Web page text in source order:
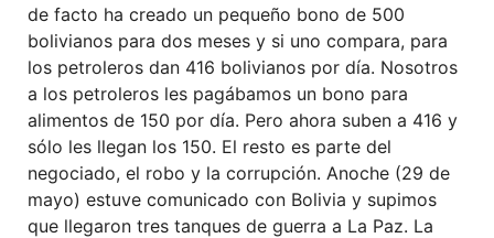
de facto ha creado un pequeño bono de 500
bolivianos para dos meses y si uno compara, para
los petroleros dan 416 bolivianos por día. Nosotros
a los petroleros les pagábamos un bono para
alimentos de 150 por día. Pero ahora suben a 416 y
sólo les llegan los 150. El resto es parte del
negociado, el robo y la corrupción. Anoche (29 de
mayo) estuve comunicado con Bolivia y supimos
que llegaron tres tanques de guerra a La Paz. La